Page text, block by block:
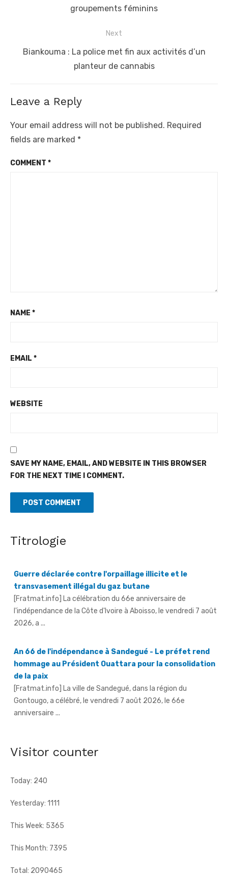
groupements féminins
Next
Next
Biankouma : La police met fin aux activités d’un
planteur de cannabis
Leave a Reply
Your email address will not be published. Required
fields are marked *
COMMENT *
NAME *
EMAIL *
WEBSITE
SAVE MY NAME, EMAIL, AND WEBSITE IN THIS BROWSER
FOR THE NEXT TIME I COMMENT.
Titrologie
[Fratmat.info] La célébration du 66e anniversaire de
l'indépendance de la Côte d'Ivoire à Aboisso, le vendredi 7 août
2026, a ...
de la paix
[Fratmat.info] La ville de Sandegué, dans la région du
Gontougo, a célébré, le vendredi 7 août 2026, le 66e
anniversaire ...
66e anniversaire de l'indépendance à Tougbo - Le
anniversaire de l'indépendance de la Côte d'Ivoire, le sous-
Visitor counter
Today: 240
Yesterday: 1111
This Week: 5365
This Month: 7395
Total: 2090465